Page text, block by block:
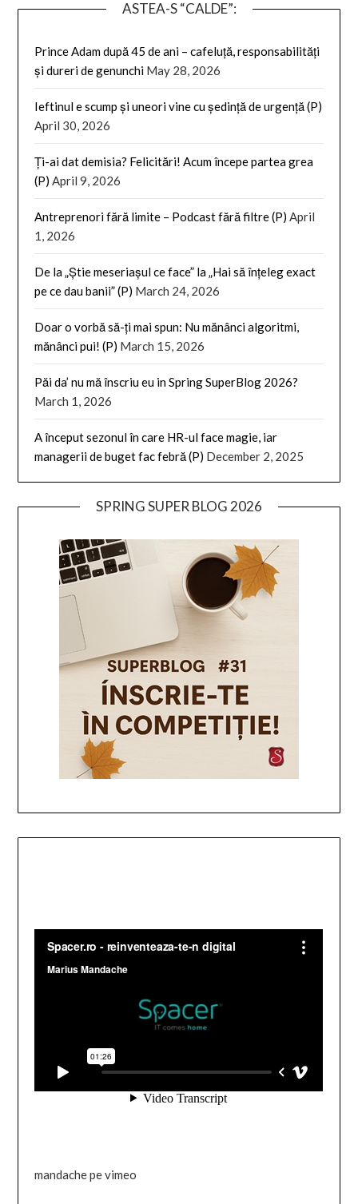
ASTEA-S “CALDE”:
Prince Adam după 45 de ani – cafeluță, responsabilități
și dureri de genunchi May 28, 2026
Ieftinul e scump și uneori vine cu ședință de urgență (P)
April 30, 2026
Ți-ai dat demisia? Felicitări! Acum începe partea grea
(P) April 9, 2026
Antreprenori fără limite – Podcast fără filtre (P) April
1, 2026
De la „Știe meseriașul ce face” la „Hai să înțeleg exact
pe ce dau banii” (P) March 24, 2026
Doar o vorbă să-ți mai spun: Nu mănânci algoritmi,
mănânci pui! (P) March 15, 2026
Păi da’ nu mă înscriu eu in Spring SuperBlog 2026?
March 1, 2026
A început sezonul în care HR-ul face magie, iar
managerii de buget fac febră (P) December 2, 2025
SPRING SUPER BLOG 2026
mandache pe vimeo